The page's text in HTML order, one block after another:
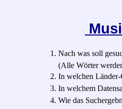
1. Nach was soll
(Alle Wörter
2. In welchen Länder-
3. In welchem
4. Wie das